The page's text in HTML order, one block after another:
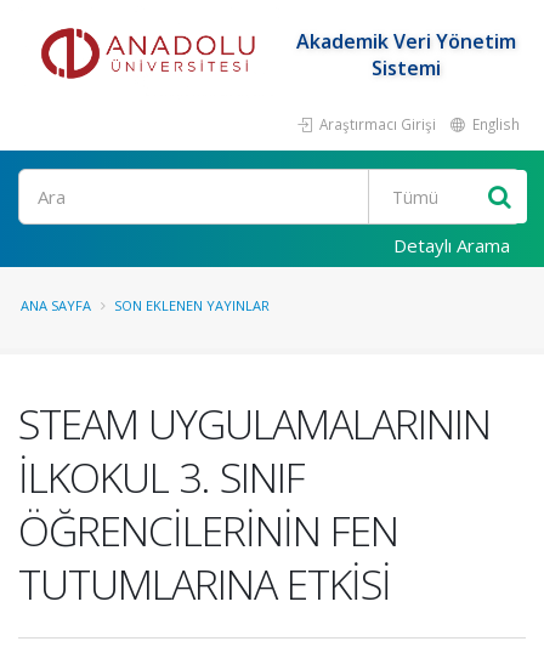
Akademik Veri Yönetim
Sistemi
Araştırmacı Girişi English
Ara
Detaylı Arama
ANA SAYFA SON EKLENEN YAYINLAR
STEAM UYGULAMALARININ
İLKOKUL 3. SINIF
ÖĞRENCİLERİNİN FEN
TUTUMLARINA ETKİSİ